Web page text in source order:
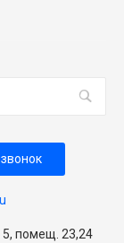
5, помещ. 23,24